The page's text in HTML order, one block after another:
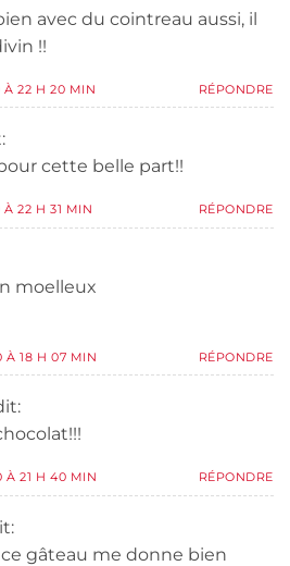
avec du cointreau aussi, il
!!
À 22 H 20 MIN RÉPONDRE
cette belle part!!
À 22 H 31 MIN RÉPONDRE
moelleux
À 18 H 07 MIN RÉPONDRE
À 21 H 40 MIN RÉPONDRE
gâteau me donne bien